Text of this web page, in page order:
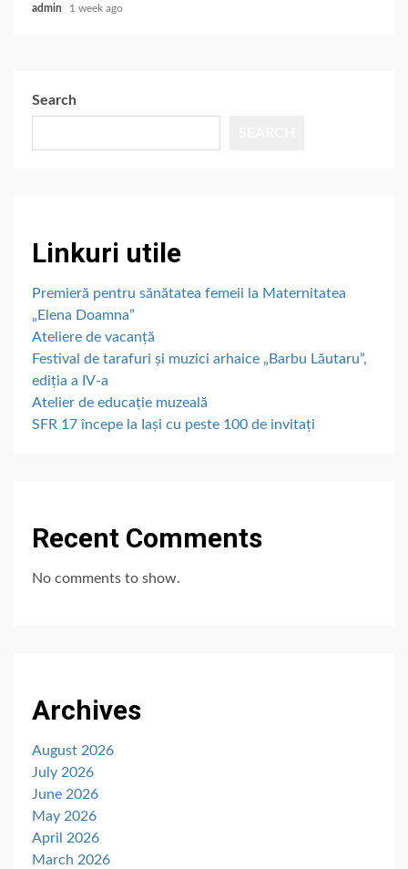
admin 1 week ago
Search
Linkuri utile
Premieră pentru sănătatea femeii la Maternitatea
„Elena Doamna”
Ateliere de vacanță
Festival de tarafuri și muzici arhaice „Barbu Lăutaru”,
ediția a IV-a
Atelier de educație muzeală
SFR 17 începe la Iași cu peste 100 de invitați
Recent Comments
No comments to show.
Archives
August 2026
July 2026
June 2026
May 2026
April 2026
March 2026